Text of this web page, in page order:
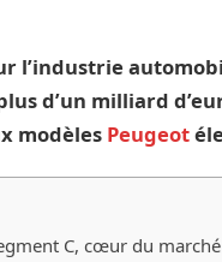
l’industrie
d’un milliard
modèles Peugeot
C, cœur du